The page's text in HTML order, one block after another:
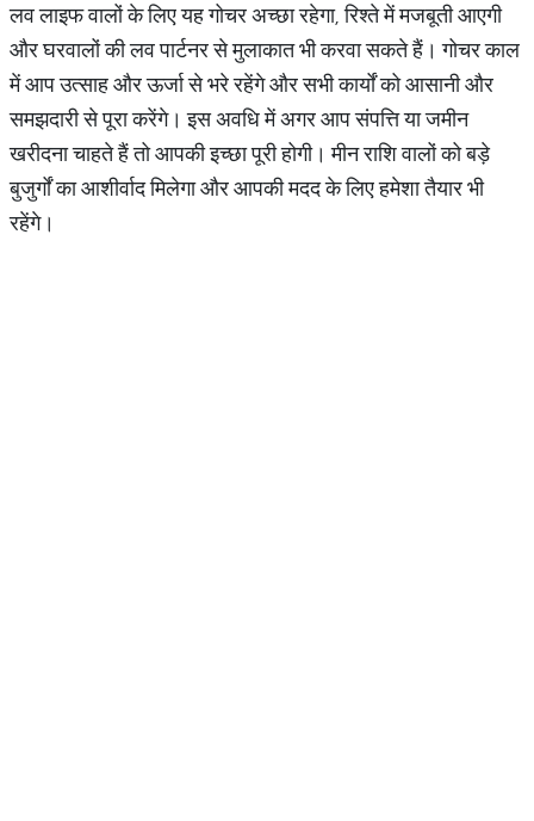
लव लाइफ वालों के लिए यह गोचर अच्छा रहेगा, रिश्ते में मजबूती आएगी
और घरवालों की लव पार्टनर से मुलाकात भी करवा सकते हैं। गोचर काल
में आप उत्साह और ऊर्जा से भरे रहेंगे और सभी कार्यों को आसानी और
समझदारी से पूरा करेंगे। इस अवधि में अगर आप संपत्ति या जमीन
खरीदना चाहते हैं तो आपकी इच्छा पूरी होगी। मीन राशि वालों को बड़े
बुजुर्गों का आशीर्वाद मिलेगा और आपकी मदद के लिए हमेशा तैयार भी
रहेंगे।